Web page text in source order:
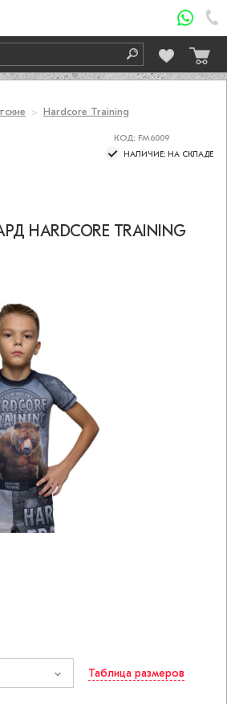
Hardcore Training
КОД: FM6009
НАЛИЧИЕ: НА СКЛАДЕ
HARDCORE TRAINING
Таблица размеров